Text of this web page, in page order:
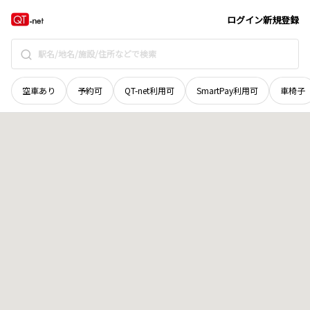
ログイン新規登録
空車あり 予約可 QT-net利用可 SmartPay利用可 車椅子
群馬県